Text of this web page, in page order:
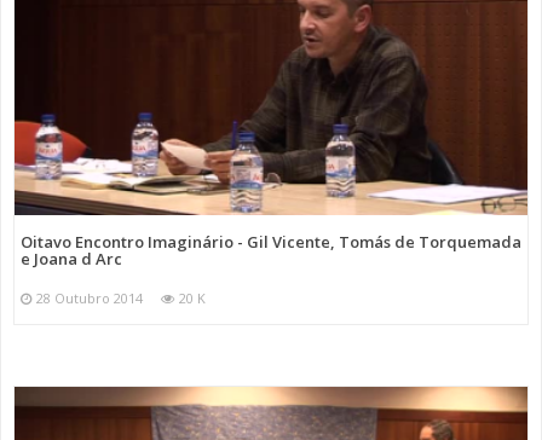
Oitavo Encontro Imaginário - Gil Vicente, Tomás de Torquemada
e Joana d Arc
28 Outubro 2014 20 K